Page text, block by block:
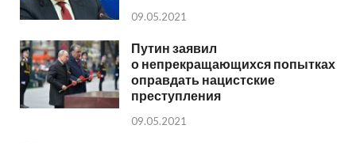
09.05.2021
Путин заявил
о непрекращающихся попытках
оправдать нацистские
преступления
09.05.2021